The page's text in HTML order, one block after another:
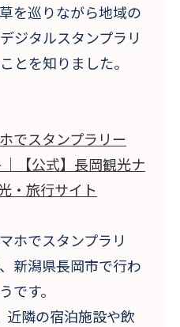
を巡りながら地域の
ジタルスタンプラリ
とを知りました。
でスタンプラリー
【公式】長岡観光ナ
・旅行サイト
ホでスタンプラリ
新潟県長岡市で行わ
です。
近隣の宿泊施設や飲